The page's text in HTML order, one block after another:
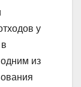
у
из